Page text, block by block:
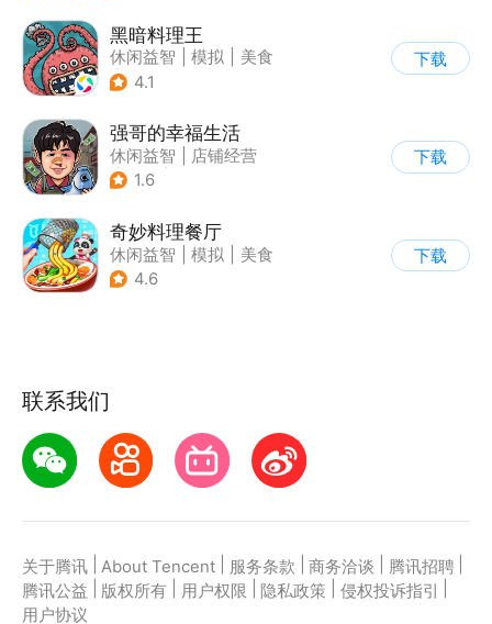
黑暗料理王
休闲益智 模拟
美食
| 卡通
4.1
下载
强哥的幸福生活
休闲益智
店铺经营
| 卡通
1.6
下载
奇妙料理餐厅
休闲益智 模拟
美食
| 宝宝巴士
4.6
下载
联系我们
关于腾讯 About Tencent 服务条款 商务洽谈 腾讯招聘
腾讯公益
版权所有 用户权限 隐私政策 侵权投诉指引
用户协议